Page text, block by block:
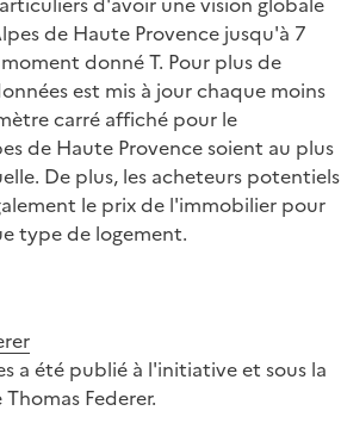
de Haute Provence jusqu'à 7
donné T. Pour plus de
est mis à jour chaque moins
carré affiché pour le
de Haute Provence soient au plus
De plus, les acheteurs potentiels
le prix de l'immobilier pour
type de logement.
a été publié à l'initiative et sous la
Federer.